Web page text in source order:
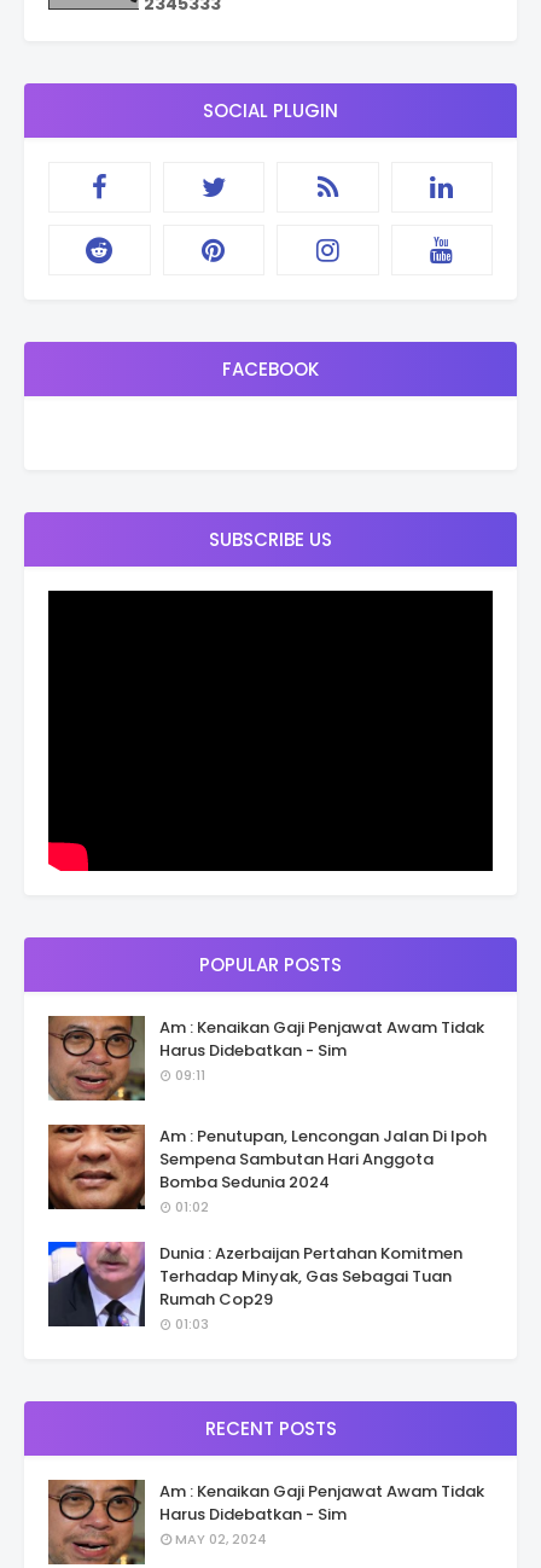
SOCIAL PLUGIN
FACEBOOK
SUBSCRIBE US
POPULAR POSTS
Am : Kenaikan Gaji Penjawat Awam Tidak
Harus Didebatkan - Sim
09:11
Am : Penutupan, Lencongan Jalan Di Ipoh
Sempena Sambutan Hari Anggota
Bomba Sedunia 2024
01:02
Dunia : Azerbaijan Pertahan Komitmen
Terhadap Minyak, Gas Sebagai Tuan
Rumah Cop29
01:03
RECENT POSTS
Am : Kenaikan Gaji Penjawat Awam Tidak
Harus Didebatkan - Sim
MAY 02, 2024